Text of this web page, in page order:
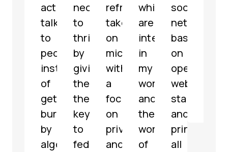
actually
talk
to
people
instead
of
getting
buried
by
algorithms
necessary
to
thrive
by
giving
them
the
keys
to
federate
refreshing
take
on
microblogging
with
a
focus
on
privacy
and
which
are
interested
in
my
work
and
the
work
of
social
network
based
on
open
web
standards
and
principles,
all